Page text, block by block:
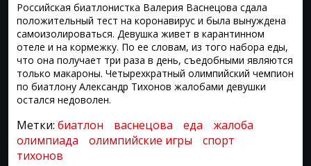
Российская биатлонистка Валерия Васнецова сдала
положительный тест на коронавирус и была вынуждена
самоизолироваться. Девушка живет в карантинном
отеле и на кормежку. По ее словам, из того набора еды,
что она получает три раза в день, съедобными являются
только макароны. Четырехкратный олимпийский чемпион
по биатлону Александр Тихонов жалобами девушки
остался недоволен.
Метки: биатлон васнецова еда
жалоба
олимпиада
олимпийские игры
спорт
тихонов